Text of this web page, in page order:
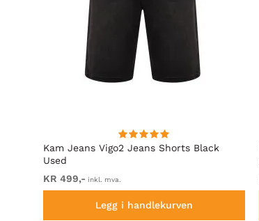
Kam Jeans Vigo2 Jeans Shorts Black
Used
KR 499,- inkl. mva.
Legg i handlekurven